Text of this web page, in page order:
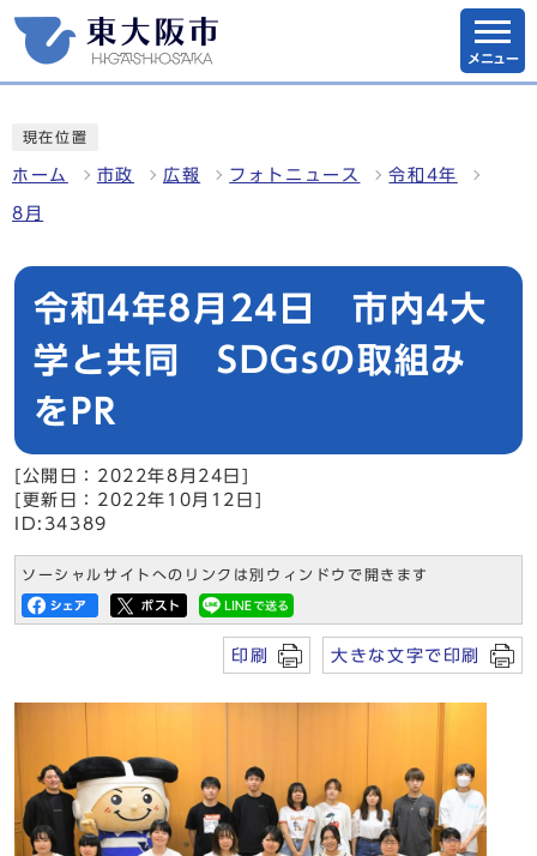
メニュー
現在位置
ホーム 市政 広報 フォトニュース 令和4年
8月
令和4年8月24日 市内4大
学と共同 SDGsの取組み
をPR
[公開日：2022年8月24日]
[更新日：2022年10月12日]
ID:34389
ソーシャルサイトへのリンクは別ウィンドウで開きます
印刷 大きな文字で印刷